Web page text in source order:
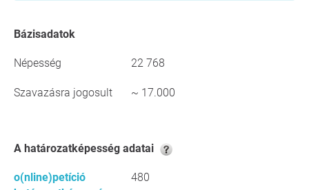
Bázisadatok
Népesség 22 768
Szavazásra jogosult ~ 17.000
A határozatképesség adatai
o(nline)petíció
480